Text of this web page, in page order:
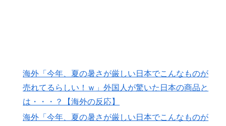
海外「今年、夏の暑さが厳しい日本でこんなものが
売れてるらしい！ｗ」外国人が驚いた日本の商品と
は・・・？【海外の反応】
海外「今年、夏の暑さが厳しい日本でこんなものが